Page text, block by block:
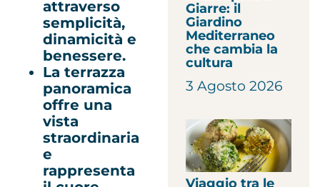
attraverso
semplicità,
dinamicità e
benessere.
La terrazza
panoramica
offre una
vista
straordinaria
e
rappresenta
Giarre: il
Giardino
Mediterraneo
che cambia la
cultura
3 Agosto 2026
Viaggio tra le